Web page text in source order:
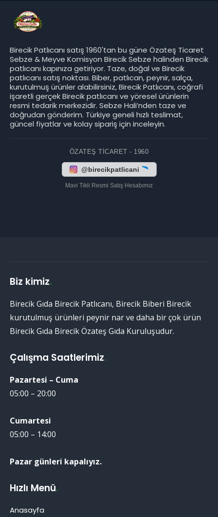
Birecik Patlıcanı satış 1960'tan bu güne Özateş Ticaret
Sebze & Meyve Komisyon Birecik Sebze halinden Birecik
patlıcanı kapınıza getiriyor. Taze, doğal ve Birecik
patlıcanı satış noktası. Biber, patlıcan, peynir, salça,
kurutulmuş ürünler alabilirsiniz, Birecik Patlıcanı, coğrafi
işaretli gerçek Birecik patlıcanı ve yöresel ürünlerin
resmi tedarik merkezidir. Sebze Hali’nden taze ve
doğrudan gönderim. Türkiye geneli hızlı teslimat,
güncel fiyatlar ve kolay sipariş için inceleyin.
ÖZATEŞ TICARET - 1960
@birecikpatlicani
Mavi Tikli Resmi Satış Hesabımız
Biz kimiz.
Birecik Gıda Birecik Patlıcanı, Birecik Biberi Birecik
kurutulmuş ürünleri peynir nar ve daha bir çok ürün
Birecik Gıda Birecik Özateş Gıda Kuruluşudur.
Çalışma Saatlerimiz.
Pazartesi – Cuma
05:00 – 20:00
Cumartesi
05:00 – 14:00
Pazar günleri kapalıyız.
Hızlı Menü.
Anasayfa